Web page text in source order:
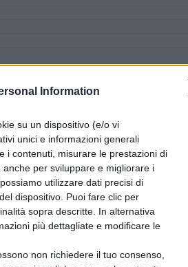
Information
su un dispositivo (e/o vi
unici e informazioni generali
i contenuti, misurare le prestazioni di
per sviluppare e migliorare i
utilizzare dati precisi di
dispositivo. Puoi fare clic per
sopra descritte. In alternativa
più dettagliate e modificare le
non richiedere il tuo consenso,